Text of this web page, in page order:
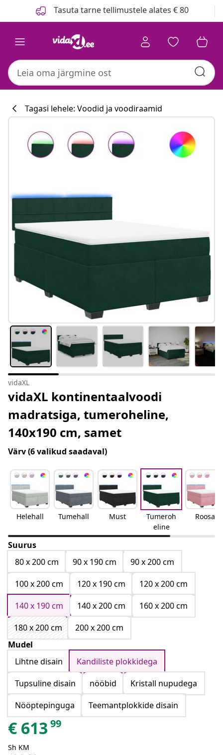
Tasuta tarne tellimustele alates € 80
Tagasi lehele: Voodid ja voodiraamid
vidaXL
vidaXL kontinentaalvoodi
madratsiga, tumeroheline,
140x190 cm, samet
Värv(6 valikud saadaval)
Helehall Tumehall Must
Tumeroh
eline
Roosa
Suurus
80 x 200 cm
90 x 190 cm
90 x 200 cm
100 x 200 cm
120 x 190 cm
120 x 200 cm
140 x 190 cm
140 x 200 cm
160 x 200 cm
180 x 200 cm
200 x 200 cm
Mudel
Lihtne disain
Kandiliste plokkidega
Tupsuline disain
nööbid
Kristall nupudega
Nööptepinguga
Teemantplokkide disain
€ 613 99
Sh KM